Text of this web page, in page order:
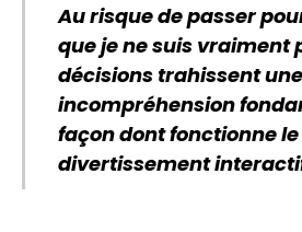
Au risque de passer
que je ne suis vraiment
décisions trahissent une
incompréhension
façon dont fonctionne
divertissement